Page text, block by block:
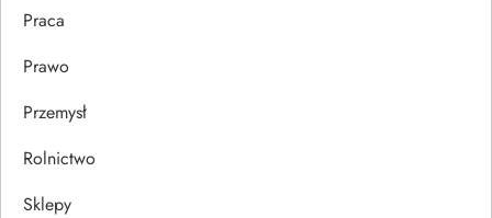
Praca
Prawo
Przemysł
Rolnictwo
Sklepy